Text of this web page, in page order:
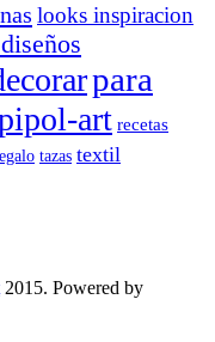
looks inspiracion
para
art recetas
tazas textil
2015. Powered by